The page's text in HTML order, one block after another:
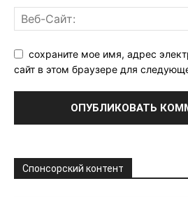
сохраните мое имя, адрес
сайт в этом браузере для
Спонсорский контент